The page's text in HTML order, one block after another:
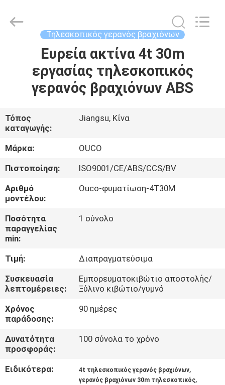
ΠΡΟΪΌΝΤΑ
ΒΊΝΤΕΟ
ΕΜΦΆΝΙΣΗ
VR
ΣΧΕΤΙΚΆ
ΜΕ
ΕΜΆΣ
ΕΠΙΣΚΈΨΕΙΣ
ΣΤΟ
ΕΡΓΟΣΤΆΣΙΟ
ΈΛΕΓΧΟΣ
ΠΟΙΌΤΗΤΑΣ
GROUP
Τηλεσκοπικός γερανός βραχιόνων
Ευρεία ακτίνα 4t 30m
εργασίας τηλεσκοπικός
γερανός βραχιόνων ABS
Τόπος
καταγωγής:
Jiangsu, Κίνα
Μάρκα:
OUCO
Πιστοποίηση:
ISO9001/CE/ABS/CCS/BV
Αριθμό
μοντέλου:
Ouco-φυματίωση-4T30M
Ποσότητα
παραγγελίας
min:
1 σύνολο
Τιμή:
Διαπραγματεύσιμα
Συσκευασία
λεπτομέρειες:
Εμπορευματοκιβώτιο αποστολής/
Ξύλινο κιβώτιο/γυμνό
Χρόνος
παράδοσης:
90 ημέρες
Δυνατότητα
προσφοράς:
100 σύνολα το χρόνο
Ειδικότερα: 4t τηλεσκοπικός γερανός βραχιόνων,
γερανός βραχιόνων 30m τηλεσκοπικός,